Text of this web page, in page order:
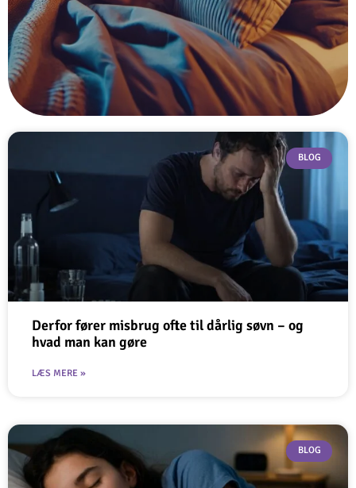
BLOG
Derfor fører misbrug ofte til dårlig søvn – og
hvad man kan gøre
LÆS MERE »
BLOG